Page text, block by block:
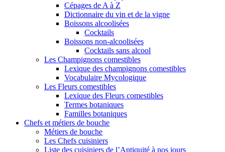
Cépages de A à Z
Dictionnaire du vin et de la vigne
Boissons alcoolisées
Cocktails
Boissons non-alcoolisées
Cocktails sans alcool
Les Champignons comestibles
Lexique des champignons comestibles
Vocabulaire Mycologique
Les Fleurs comestibles
Lexique des Fleurs comestibles
Termes botaniques
Familles botaniques
Chefs et métiers de bouche
Métiers de bouche
Les Chefs cuisiniers
Liste des cuisiniers de l’Antiquité à nos jours